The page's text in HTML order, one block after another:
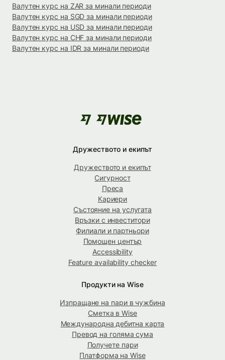
Валутен курс на ZAR за минали периоди
Валутен курс на SGD за минали периоди
Валутен курс на USD за минали периоди
Валутен курс на CHF за минали периоди
Валутен курс на IDR за минали периоди
Дружеството и екипът
Дружеството и екипът
Сигурност
Преса
Кариери
Състояние на услугата
Връзки с инвеститори
Филиали и партньори
Помощен център
Accessibility
Feature availability checker
Продукти на Wise
Изпращане на пари в чужбина
Сметка в Wise
Международна дебитна карта
Превод на голяма сума
Получете пари
Платформа на Wise